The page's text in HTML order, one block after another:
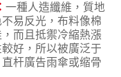
一種人造纖維，質地
易反光，布料像棉
而且抵禦冷縮熱漲
好，所以被廣泛于
杆廣告雨傘或缩骨